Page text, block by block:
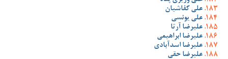
علی کفاشیان
علی یونسی
علیرضا آرتا
علیرضا ابراهیمی
علیرضا اسدآبادی
علیرضا حقی